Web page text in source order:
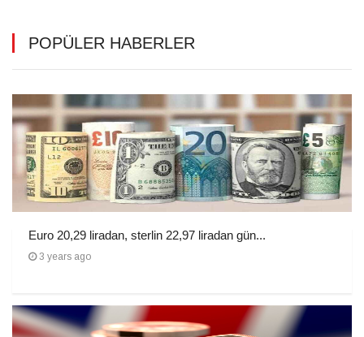
POPÜLER HABERLER
Euro 20,29 liradan, sterlin 22,97 liradan gün...
3 years ago